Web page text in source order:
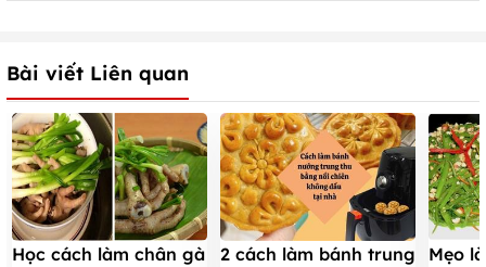
Bài viết Liên quan
Học cách làm chân gà
2 cách làm bánh trung
Mẹo